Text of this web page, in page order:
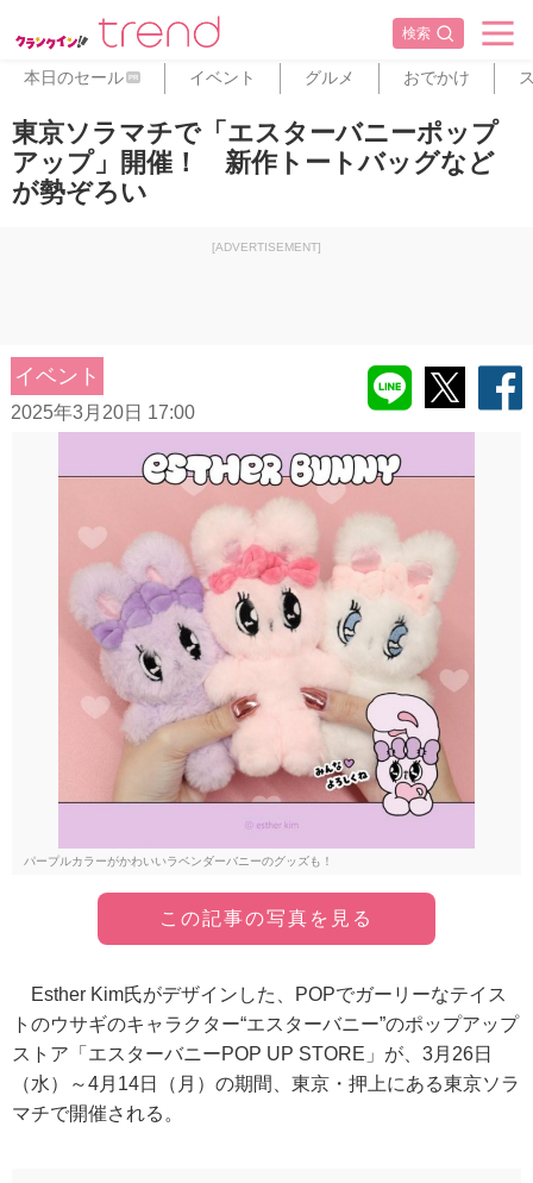
検索
本日のセール PR イベント グルメ おでかけ
東京ソラマチで「エスターバニーポップ
アップ」開催！ 新作トートバッグなど
が勢ぞろい
[ADVERTISEMENT]
イベント
2025年3月20日 17:00
パープルカラーがかわいいラベンダーバニーのグッズも！
この記事の写真を見る
Esther Kim氏がデザインした、POPでガーリーなテイス
トのウサギのキャラクター“エスターバニー”のポップアップ
ストア「エスターバニーPOP UP STORE」が、3月26日
（水）～4月14日（月）の期間、東京・押上にある東京ソラ
マチで開催される。